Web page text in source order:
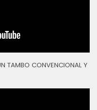
TAMBO CONVENCIONAL Y